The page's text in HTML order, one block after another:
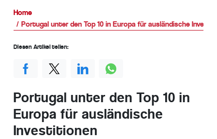
Home
Portugal unter den Top 10 in Europa für ausländische
Portugal unter den Top 10 in
Europa für ausländische
Investitionen
Diesen Artikel teilen: